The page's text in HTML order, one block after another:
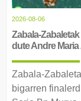
2026-08-06
Zabala-
dute Andre
Zabala-
bigarren